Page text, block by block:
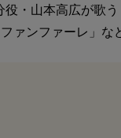
・山本高広が歌う
ァンファーレ」